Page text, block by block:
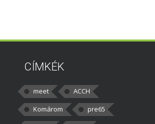
CÍMKÉK
meet
ACCH
Komárom
pre65